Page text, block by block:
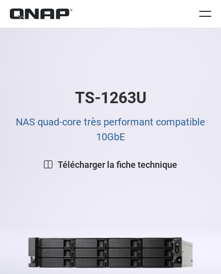
TS-1263U
NAS quad-core très performant compatible
10GbE
Télécharger la fiche technique